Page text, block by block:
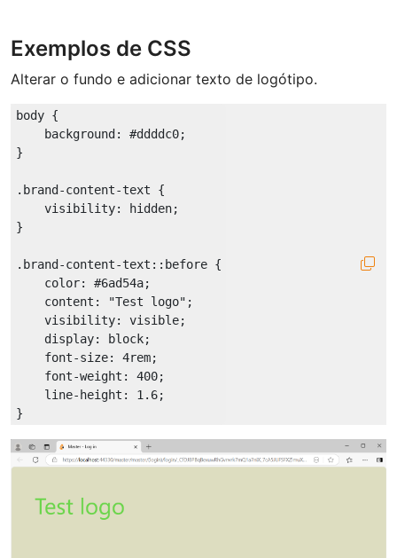
Exemplos de CSS
Alterar o fundo e adicionar texto de logótipo.
body {
background: #ddddc0;
}
.brand-content-text {
visibility: hidden;
}
.brand-content-text ::before {
color: #6ad54a;
content : "Test logo" ;
visibility: visible;
display: block;
font-size: 4rem;
font-weight : 400;
line-height : 1.6;